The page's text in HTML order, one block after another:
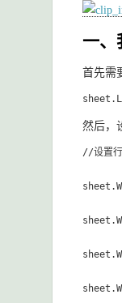
一、
首先需
然后，
//设置